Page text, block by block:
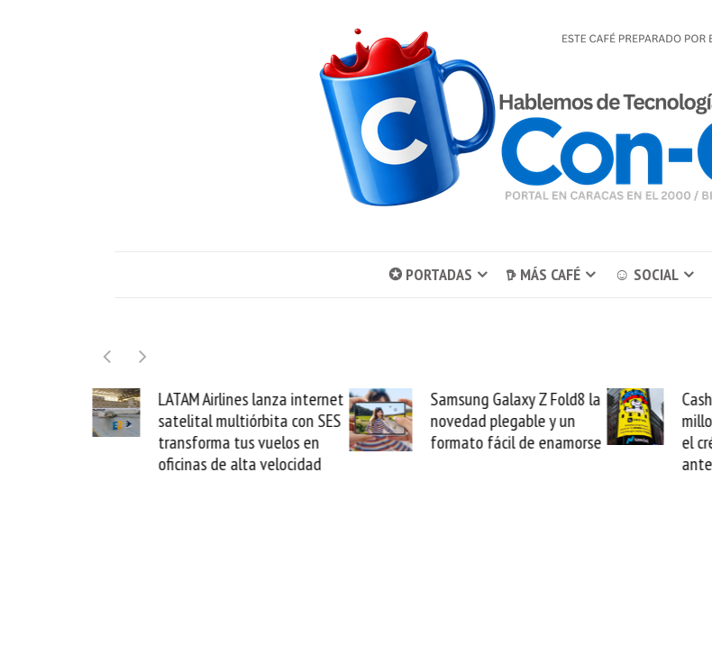
✪ PORTADAS 𖠚 MÁS CAFÉ ☺ SOCIAL
LATAM Airlines lanza internet
satelital multiórbita con SES
transforma tus vuelos en
oficinas de alta velocidad
Samsung Galaxy Z Fold8 la
novedad plegable y un
formato fácil de enamorse
Cashea levanta 100
millones de dólares y valida
el crédito del venezolano